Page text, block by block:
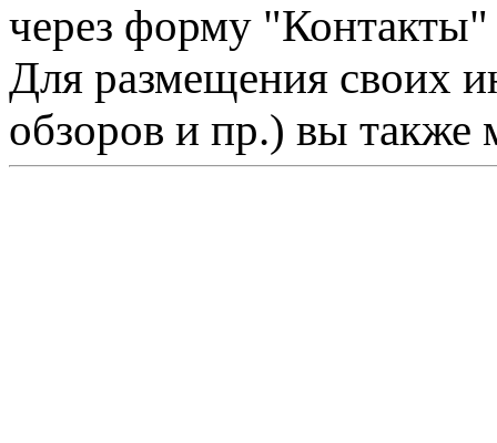
через форму "Контакты"
Для размещения своих
обзоров и пр.) вы также